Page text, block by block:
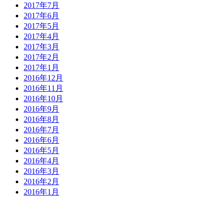
2017年7月
2017年6月
2017年5月
2017年4月
2017年3月
2017年2月
2017年1月
2016年12月
2016年11月
2016年10月
2016年9月
2016年8月
2016年7月
2016年6月
2016年5月
2016年4月
2016年3月
2016年2月
2016年1月